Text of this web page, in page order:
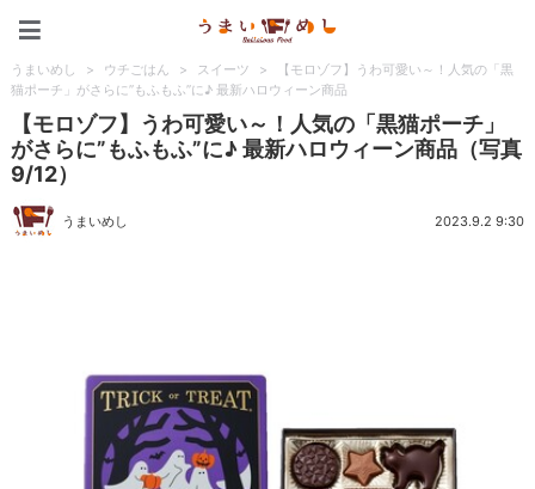
うまいめし > ウチごはん > スイーツ >
【モロゾフ】うわ可愛い～！人気の「黒
猫ポーチ」がさらに”もふもふ”に♪ 最新ハロウィーン商品
【モロゾフ】うわ可愛い～！人気の「黒猫ポーチ」
がさらに”もふもふ”に♪ 最新ハロウィーン商品（写真
9/12）
うまいめし 2023.9.2 9:30